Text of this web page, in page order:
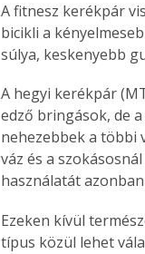
A fitnesz kerékpár
bicikli a
súlya, keskenyebb
A hegyi kerékpár
edző bringások, de
nehezebbek a többi
váz és a
használatát
Ezeken kívül
típus közül lehet